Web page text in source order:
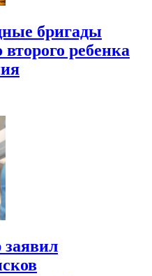
бригады
ребенка
заявил